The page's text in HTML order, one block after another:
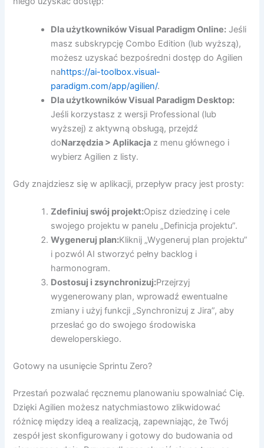
Dla użytkowników Visual Paradigm Online: Jeśli
masz subskrypcję Combo Edition (lub wyższą),
możesz uzyskać bezpośredni dostęp do Agilien
nahttps://ai-toolbox.visual-
paradigm.com/app/agilien/.
Dla użytkowników Visual Paradigm Desktop:
Jeśli korzystasz z wersji Professional (lub
wyższej) z aktywną obsługą, przejdź
doNarzędzia > Aplikacja z menu głównego i
wybierz Agilien z listy.
Gdy znajdziesz się w aplikacji, przepływ pracy jest prosty:
Zdefiniuj swój projekt:Opisz dziedzinę i cele
swojego projektu w panelu „Definicja projektu”.
Wygeneruj plan:Kliknij „Wygeneruj plan projektu”
i pozwól AI stworzyć pełny backlog i
harmonogram.
Dostosuj i zsynchronizuj:Przejrzyj
wygenerowany plan, wprowadź ewentualne
zmiany i użyj funkcji „Synchronizuj z Jira”, aby
przesłać go do swojego środowiska
deweloperskiego.
Gotowy na usunięcie Sprintu Zero?
Przestań pozwalać ręcznemu planowaniu spowalniać Cię.
Dzięki Agilien możesz natychmiastowo zlikwidować
różnicę między ideą a realizacją, zapewniając, że Twój
zespół jest skonfigurowany i gotowy do budowania od